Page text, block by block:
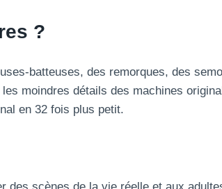
?
batteuses, des remorques, des
moindres détails des machines
en 32 fois plus petit.